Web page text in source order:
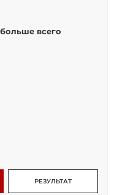
всего
РЕЗУЛЬТАТ